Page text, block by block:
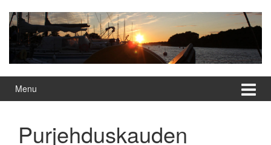
content
main
menu
Menu
Purjehduskauden